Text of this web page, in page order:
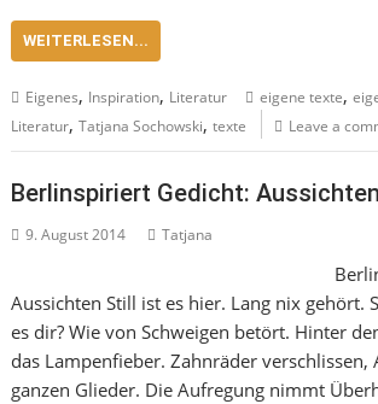
WEITERLESEN...
Eigenes, Inspiration, Literatur eigene texte,
Literatur,Tatjana Sochowski,texte Leave a
Berlinspiriert Gedicht: Aussichten
9. August 2014 Tatjana
Aussichten Still ist es hier. Lang nix gehört.
es dir? Wie von Schweigen betört. Hinter
das Lampenfieber. Zahnräder verschlissen,
ganzen Glieder. Die Aufregung nimmt